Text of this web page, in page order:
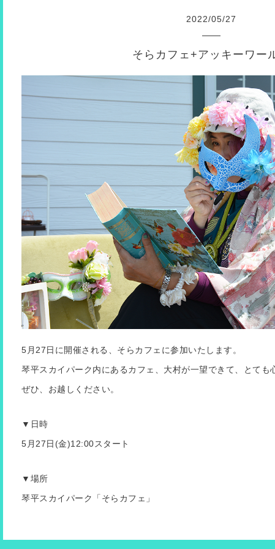
2022/05/27
そらカフェ+アッキーワー
5月27日に開催される、そらカフェに参加いたします。
琴平スカイパーク内にあるカフェ、大村が一望できて、とても
ぜひ、お越しください。
▼日時
5月27日(金)12:00スタート
▼場所
琴平スカイパーク「そらカフェ」